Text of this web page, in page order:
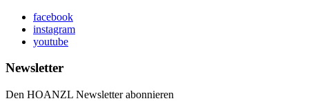
facebook
instagram
youtube
Newsletter
Den HOANZL Newsletter abonnieren